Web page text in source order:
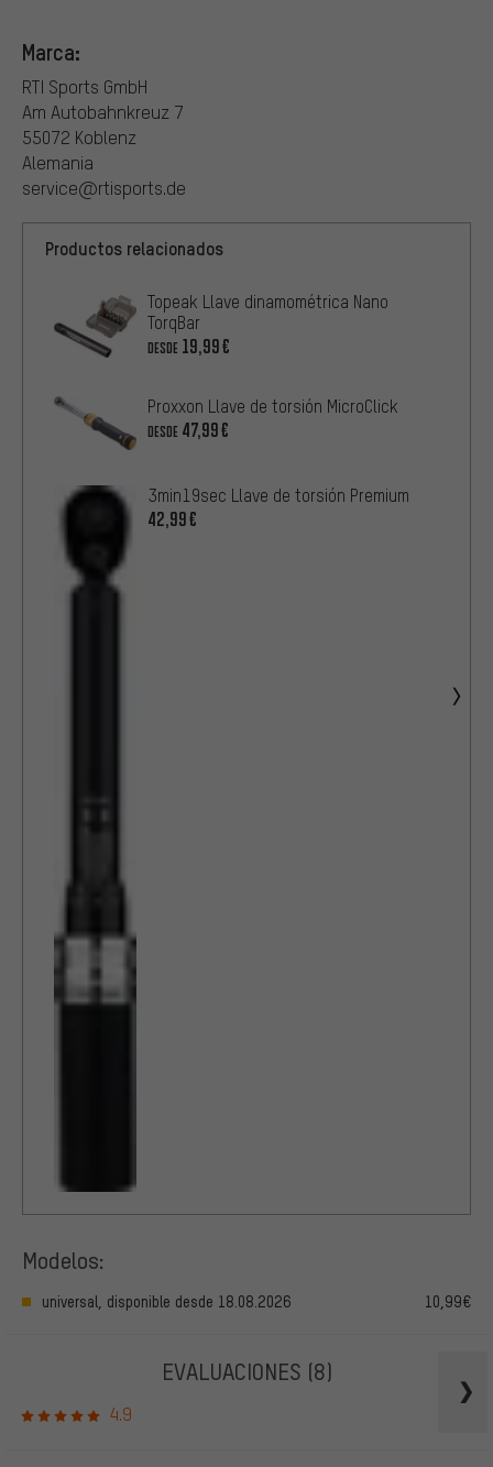
Marca:
RTI Sports GmbH
Am Autobahnkreuz 7
55072 Koblenz
Alemania
service@rtisports.de
Productos relacionados
Topeak Llave dinamométrica Nano
TorqBar
DESDE 19,99€
Proxxon Llave de torsión MicroClick
DESDE 47,99€
3min19sec Llave de torsión Premium
42,99€
Modelos:
universal, disponible desde 18.08.2026 10,99€
EVALUACIONES (8)
4.9